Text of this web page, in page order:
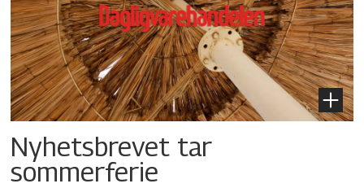
Nyhetsbrevet tar
sommerferie